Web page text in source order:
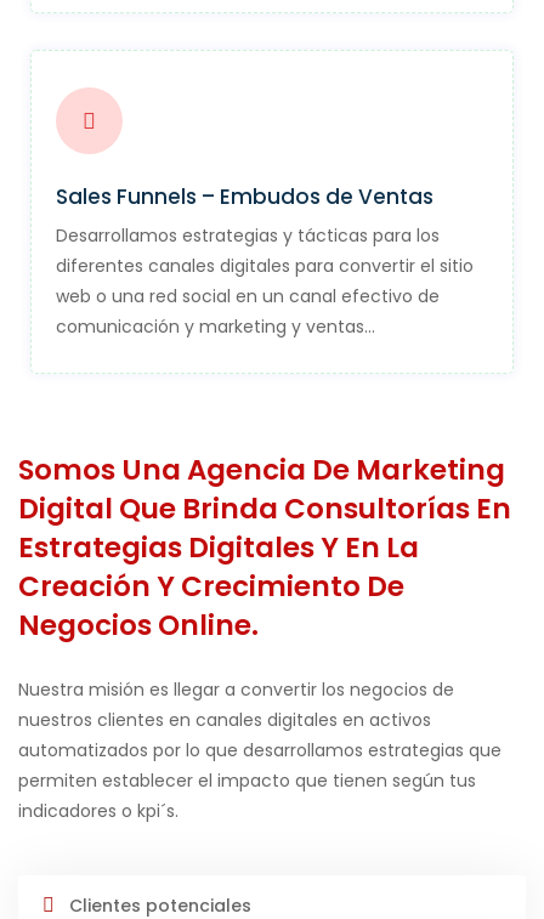
Sales Funnels – Embudos de Ventas
Desarrollamos estrategias y tácticas para los
diferentes canales digitales para convertir el sitio
web o una red social en un canal efectivo de
comunicación y marketing y ventas…
Somos Una Agencia De Marketing
Digital Que Brinda Consultorías En
Estrategias Digitales Y En La
Creación Y Crecimiento De
Negocios Online.
Nuestra misión es llegar a convertir los negocios de
nuestros clientes en canales digitales en activos
automatizados por lo que desarrollamos estrategias que
permiten establecer el impacto que tienen según tus
indicadores o kpi´s.
Clientes potenciales